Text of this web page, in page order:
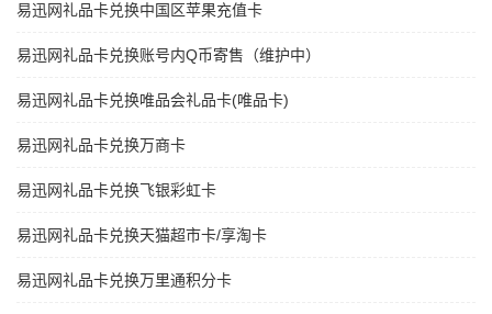
易迅网礼品卡兑换中国区苹果充值卡
易迅网礼品卡兑换账号内Q币寄售（维护中）
易迅网礼品卡兑换唯品会礼品卡(唯品卡)
易迅网礼品卡兑换万商卡
易迅网礼品卡兑换飞银彩虹卡
易迅网礼品卡兑换天猫超市卡/享淘卡
易迅网礼品卡兑换万里通积分卡